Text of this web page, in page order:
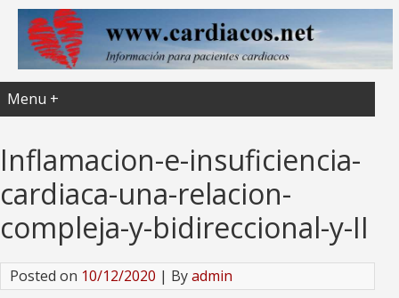
Menu +
Inflamacion-e-insuficiencia-
cardiaca-una-relacion-
compleja-y-bidireccional-y-II
Posted on 10/12/2020 | Byadmin